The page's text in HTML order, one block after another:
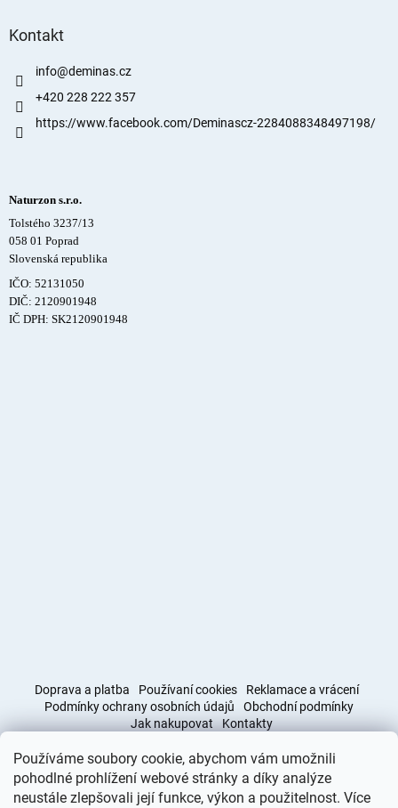
Používáme soubory cookie, abychom vám umožnili
pohodlné prohlížení webové stránky a díky analýze
neustále zlepšovali její funkce, výkon a použitelnost. Více
Kontakt
info@deminas.cz
+420 228 222 357
https://www.facebook.com/Deminascz-2284088348497198/
Naturzon s.r.o.
Tolstého 3237/13
058 01 Poprad
Slovenská republika
IČO: 52131050
DIČ: 2120901948
IČ DPH: SK2120901948
Doprava a platba Používaní cookies
Reklamace a vrácení
Podmínky ochrany osobních údajů
Obchodní podmínky
Jak nakupovat
Kontakty
Obchodní podmínky Doprava a platba